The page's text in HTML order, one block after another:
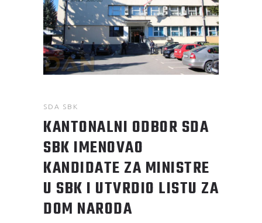
SDA SBK
KANTONALNI ODBOR SDA
SBK IMENOVAO
KANDIDATE ZA MINISTRE
U SBK I UTVRDIO LISTU ZA
DOM NARODA